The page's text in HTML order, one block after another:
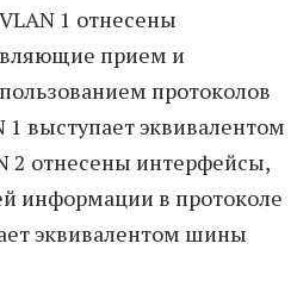
1 отнесены
прием и
протоколов
1 выступает эквивалентом
2 отнесены интерфейсы,
информации в протоколе
эквивалентом шины